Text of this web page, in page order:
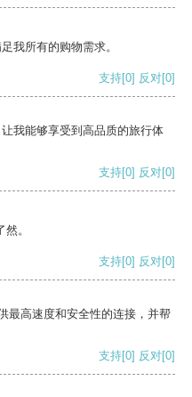
我所有的购物需求。
支持[0] 反对[0]
我能够享受到高品质的旅行体
支持[0] 反对[0]
。
支持[0] 反对[0]
最高速度和安全性的连接，并帮
支持[0] 反对[0]